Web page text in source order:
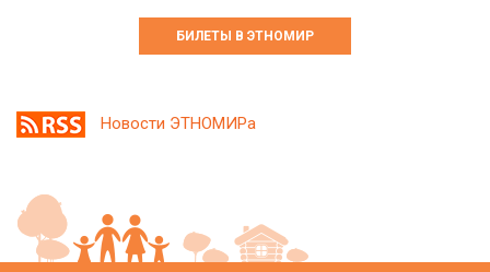
БИЛЕТЫ В ЭТНОМИР
Новости ЭТНОМИРа